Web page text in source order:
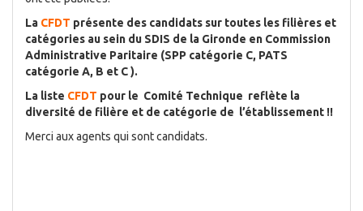
La CFDT présente des candidats sur toutes les filières et
catégories au sein du SDIS de la Gironde en Commission
Administrative Paritaire (SPP catégorie C, PATS
catégorie A, B et C ).
La liste CFDT pour le Comité Technique reflète la
diversité de filière et de catégorie de l’établissement !!
Merci aux agents qui sont candidats.